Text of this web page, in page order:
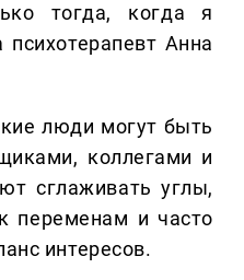
тогда, когда я
Анна
люди могут быть
коллегами и
сглаживать углы,
переменам и часто
интересов.